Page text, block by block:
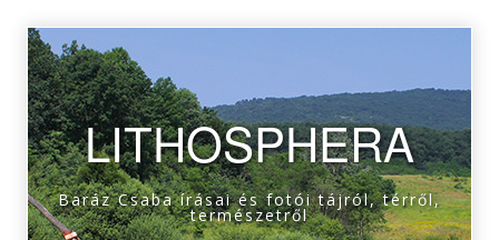
LITHOSPHERA
Baráz Csaba írásai és fotói tájról, térről,
természetről